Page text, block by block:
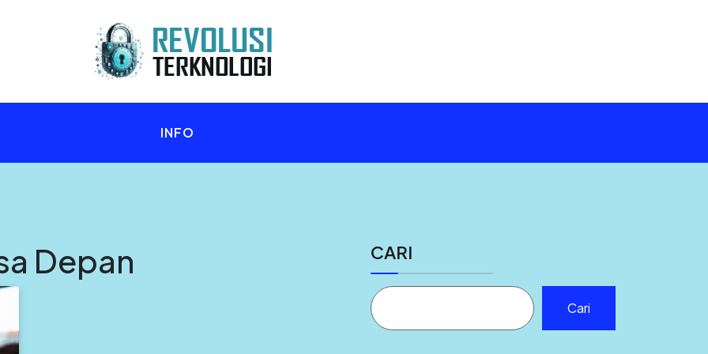
INFO
Depan CARI
Cari